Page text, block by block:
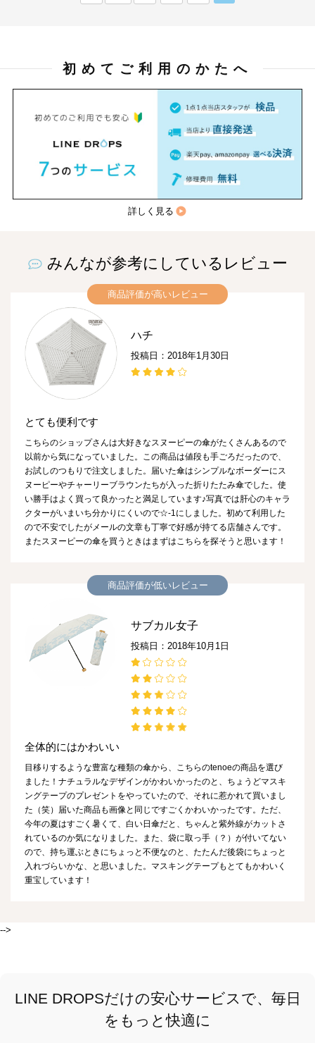
初めてご利用のかたへ
詳しく見る
みんなが参考にしているレビュー
商品評価が高いレビュー
ハチ
投稿日：2018年1月30日
とても便利です
こちらのショップさんは大好きなスヌーピーの傘がたくさんあるので
以前から気になっていました。この商品は値段も手ごろだったので、
お試しのつもりで注文しました。届いた傘はシンプルなボーダーにス
ヌーピーやチャーリーブラウンたちが入った折りたたみ傘でした。使
い勝手はよく買って良かったと満足しています♪写真では肝心のキャラ
クターがいまいち分かりにくいので☆-1にしました。初めて利用した
ので不安でしたがメールの文章も丁寧で好感が持てる店舗さんです。
またスヌーピーの傘を買うときはまずはこちらを探そうと思います！
商品評価が低いレビュー
サブカル女子
投稿日：2018年10月1日
全体的にはかわいい
目移りするような豊富な種類の傘から、こちらのtenoeの商品を選び
ました！ナチュラルなデザインがかわいかったのと、ちょうどマスキ
ングテープのプレゼントをやっていたので、それに惹かれて買いまし
た（笑）届いた商品も画像と同じですごくかわいかったです。ただ、
今年の夏はすごく暑くて、白い日傘だと、ちゃんと紫外線がカットさ
れているのか気になりました。また、袋に取っ手（？）が付いてない
ので、持ち運ぶときにちょっと不便なのと、たたんだ後袋にちょっと
入れづらいかな、と思いました。マスキングテープもとてもかわいく
重宝しています！
-->
LINE DROPSだけの安心サービスで、毎日
をもっと快適に